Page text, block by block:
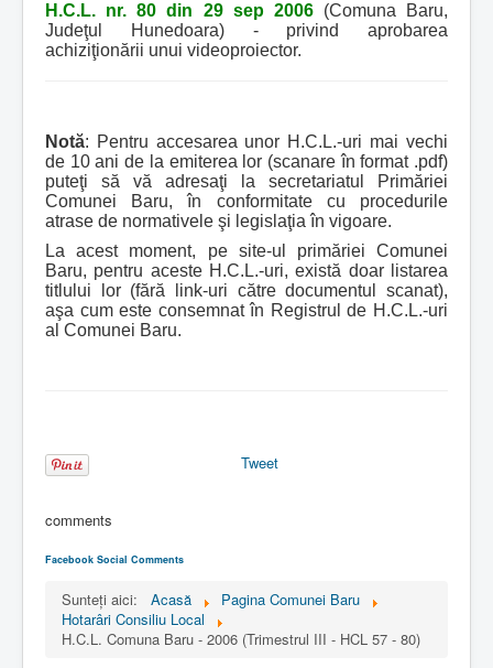
H.C.L. nr. 80 din 29 sep 2006(Comuna Baru,
Judeţul Hunedoara) - privind aprobarea
achiziţionării unui videoproiector.
Notă: Pentru accesarea unor H.C.L.-uri mai vechi
de 10 ani de la emiterea lor (scanare în format .pdf)
puteţi să vă adresaţi la secretariatul Primăriei
Comunei Baru, în conformitate cu procedurile
atrase de normativele şi legislaţia în vigoare.
La acest moment, pe site-ul primăriei Comunei
Baru, pentru aceste H.C.L.-uri, există doar listarea
titlului lor (fără link-uri către documentul scanat),
aşa cum este consemnat în Registrul de H.C.L.-uri
al Comunei Baru.
Tweet
comments
Facebook Social Comments
Sunteți aici: Acasă
Pagina Comunei Baru
Hotarâri Consiliu Local
H.C.L. Comuna Baru - 2006 (Trimestrul III - HCL 57 - 80)